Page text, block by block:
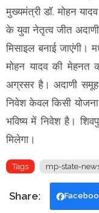
मुख्यमंत्री डॉ. मोहन
के युवा नेतृत्व जीत
मिसाइल बनाई जाएंगी।
मोहन यादव की मेहनत
अग्रसर है। अदाणी
निवेश केवल किसी
भविष्य में निवेश है।
मिलेगा।
Tags mp-state-